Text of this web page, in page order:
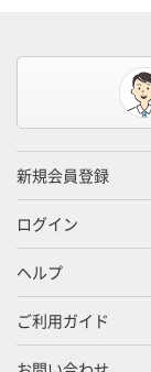
新規会員登録
ログイン
ヘルプ
ご利用ガイド